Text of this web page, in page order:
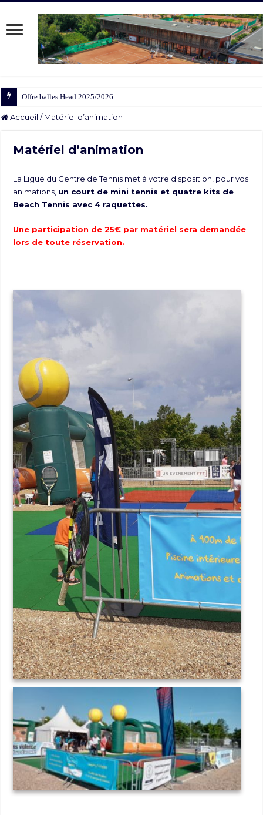
Offre balles Head 2025/2026
Accueil / Matériel d’animation
Matériel d’animation
La Ligue du Centre de Tennis met à votre disposition, pour vos
animations, un court de mini tennis et quatre kits de
Beach Tennis avec 4 raquettes.
Une participation de 25€ par matériel sera demandée
lors de toute réservation.